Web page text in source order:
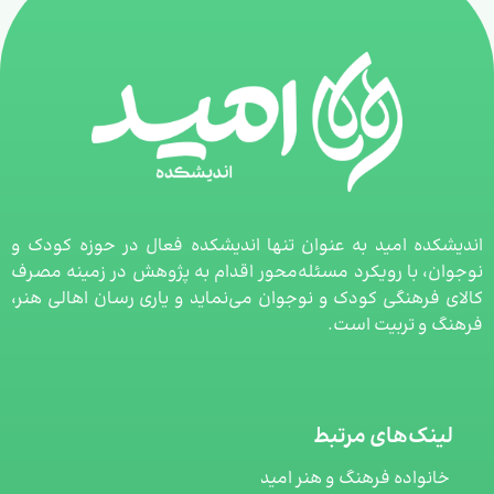
اندیشکده امید به عنوان تنها اندیشکده فعال در حوزه کودک و
نوجوان، با رویکرد مسئله‌محور اقدام به پژوهش در زمینه مصرف
کالای فرهنگی کودک و نوجوان می‌نماید و یاری رسان اهالی هنر،
فرهنگ و تربیت است.
لینک‌های مرتبط
خانواده فرهنگ و هنر امید